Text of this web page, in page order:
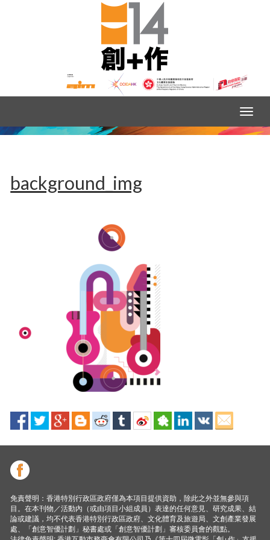
background_img
免責聲明：香港特別行政區政府僅為本項目提供資助，除此之外並無參與項
目。在本刊物／活動內（或由項目小組成員）表達的任何意見、研究成果、結
論或建議，均不代表香港特別行政區政府、文化體育及旅遊局、文創產業發展
處、「創意智優計劃」秘書處或「創意智優計劃」審核委員會的觀點。